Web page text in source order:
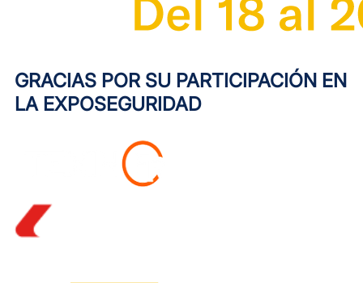
GRACIAS POR SU PARTICIPACIÓN EN
LA EXPOSEGURIDAD